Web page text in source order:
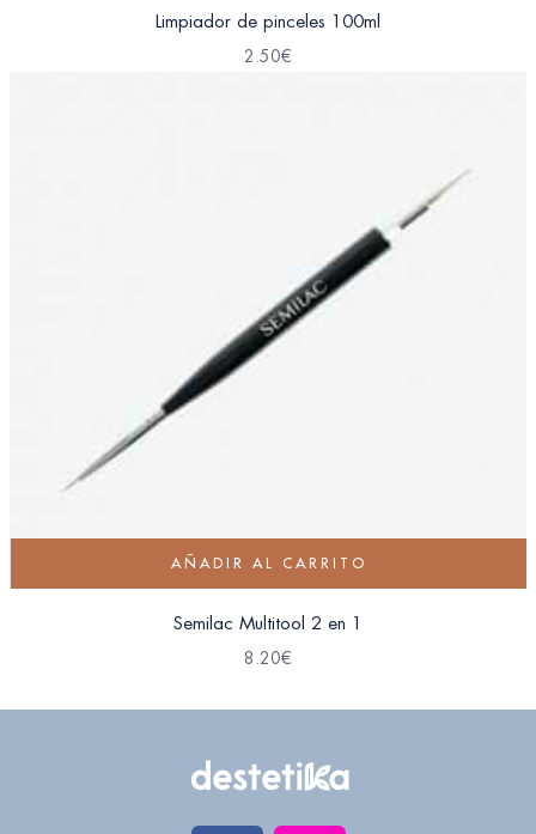
Limpiador de pinceles 100ml
2.50€
AÑADIR AL CARRITO
Semilac Multitool 2 en 1
8.20€